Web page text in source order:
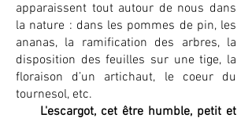
apparaissent tout autour de nous dans
la nature : dans les pommes de pin, les
ananas, la ramification des arbres, la
disposition des feuilles sur une tige, la
floraison d’un artichaut, le coeur du
tournesol, etc.
L'escargot, cet être humble, petit et